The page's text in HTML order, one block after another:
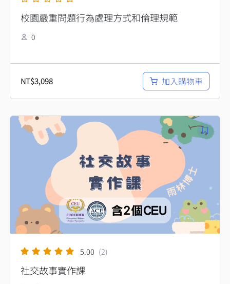
校園嚴重問題行為處理方式和倫理規範
0
NT$3,098 加入購物車
5.00 (2)
社交故事實作課